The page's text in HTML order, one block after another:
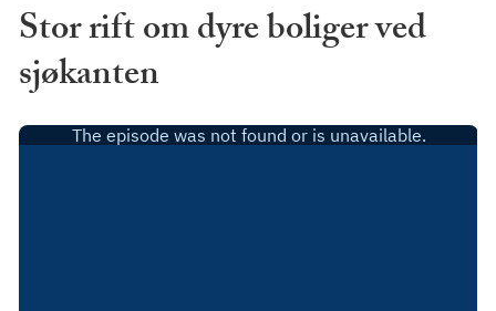
Stor rift om dyre boliger ved
sjøkanten